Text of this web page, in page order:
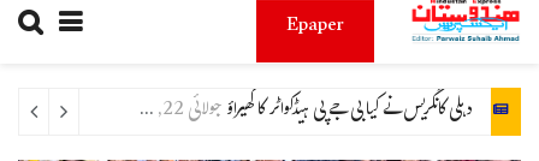
Epaper
دہلی کانگریس نے کیا بی جے پی ہیڈکواٹر کا گھیراؤجولائی 22, 2026